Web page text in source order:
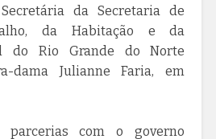
da Secretaria de
da Habitação e da
do Rio Grande do Norte
dama Julianne Faria, em
parcerias com o governo